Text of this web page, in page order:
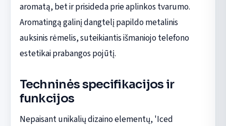
aromatą, bet ir prisideda prie aplinkos tvarumo.
Aromatingą galinį dangtelį papildo metalinis
auksinis rėmelis, suteikiantis išmaniojo telefono
estetikai prabangos pojūtį.
Techninės specifikacijos ir
funkcijos
Nepaisant unikalių dizaino elementų, 'Iced